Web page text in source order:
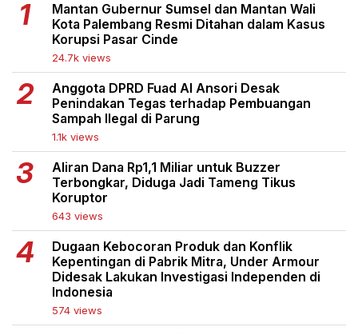
Mantan Gubernur Sumsel dan Mantan Wali
Kota Palembang Resmi Ditahan dalam Kasus
Korupsi Pasar Cinde
24.7k views
Anggota DPRD Fuad Al Ansori Desak
Penindakan Tegas terhadap Pembuangan
Sampah Ilegal di Parung
1.1k views
Aliran Dana Rp1,1 Miliar untuk Buzzer
Terbongkar, Diduga Jadi Tameng Tikus
Koruptor
643 views
Dugaan Kebocoran Produk dan Konflik
Kepentingan di Pabrik Mitra, Under Armour
Didesak Lakukan Investigasi Independen di
Indonesia
574 views